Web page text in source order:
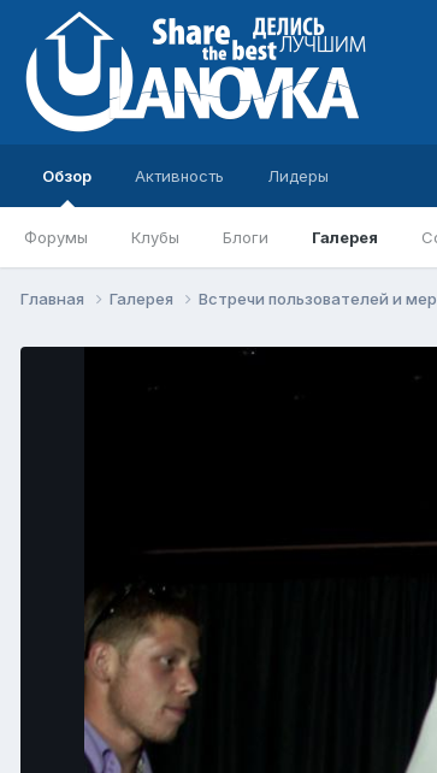
Обзор
Форумы Клубы Блоги Галерея
Активность Лидеры
Главная Галерея Встречи пользователей и